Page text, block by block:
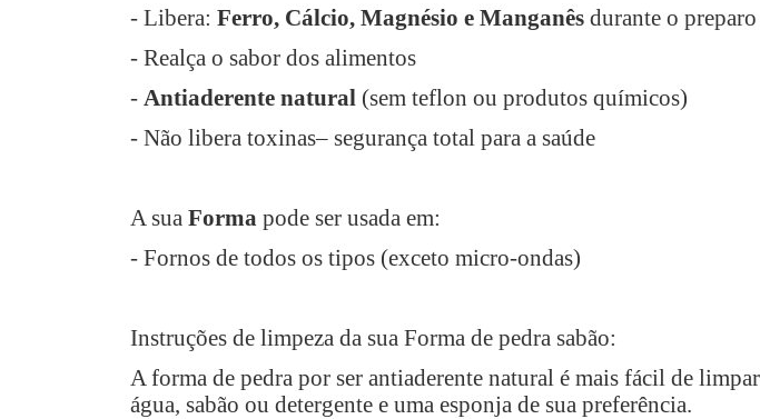
- Libera: Ferro, Cálcio, Magnésio e Manganês durante o
- Realça o sabor dos alimentos
- Antiaderente natural (sem teflon ou produtos químicos)
- Não libera toxinas– segurança total para a saúde
A sua Forma pode ser usada em:
- Fornos de todos os tipos (exceto micro-ondas)
Instruções de limpeza da sua Forma de pedra sabão:
A forma de pedra por ser antiaderente natural é mais fácil de
água, sabão ou detergente e uma esponja de sua preferência.